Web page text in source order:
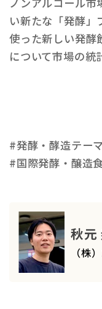
い新たな「発酵」
使った新しい発酵
について市場の統
#発酵・酵造テー
#国際発酵・醸造
秋元
（株